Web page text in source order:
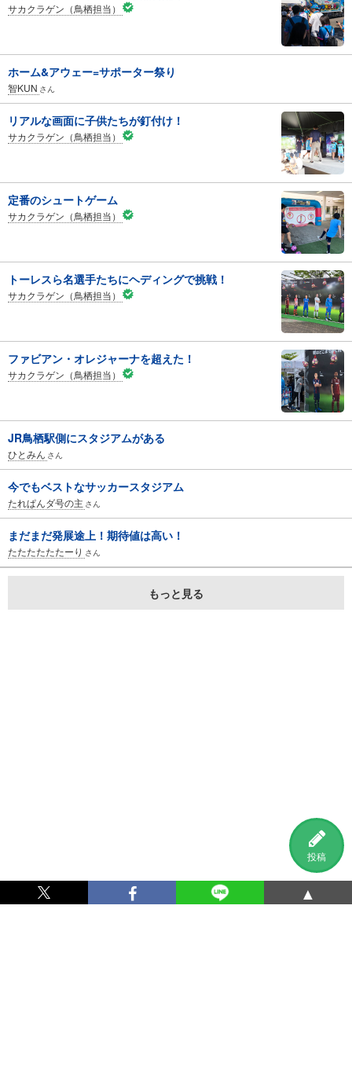
投稿
サカクラゲン（鳥栖担当）
ホーム&アウェー=サポーター祭り
智KUN さん
リアルな画面に子供たちが釘付け！
サカクラゲン（鳥栖担当）
定番のシュートゲーム
サカクラゲン（鳥栖担当）
トーレスら名選手たちにヘディングで挑戦！
サカクラゲン（鳥栖担当）
ファビアン・オレジャーナを超えた！
サカクラゲン（鳥栖担当）
JR鳥栖駅側にスタジアムがある
ひとみん さん
今でもベストなサッカースタジアム
たれぱんダ号の主 さん
まだまだ発展途上！期待値は高い！
たたたたたたーり さん
もっと見る
▲